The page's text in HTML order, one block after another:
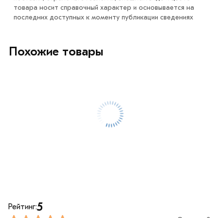
или самовывоза.
Данний товар от производителя сертифицирован,
купленного товарa в течение 7 дней (наличие чека
обязательно).
товара носит справочный характер и основывается на
последних доступных к моменту публикации сведениях
Похожие товары
Рейтинг:5